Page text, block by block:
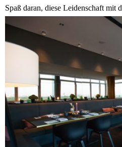
Spaß daran, diese Leidenschaft mit